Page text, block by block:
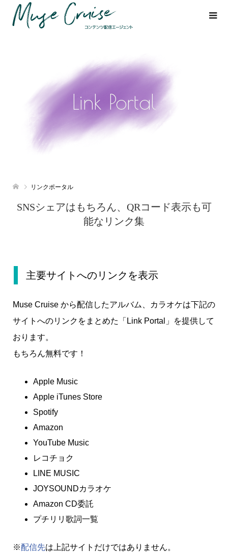
Link Portal
リンクポータル
SNSシェアはもちろん、QRコード表示も可
能なリンク集
主要サイトへのリンクを表示
Muse Cruise から配信したアルバム、カラオケは下記の
サイトへのリンクをまとめた「Link Portal」を提供して
おります。
もちろん無料です！
Apple Music
Apple iTunes Store
Spotify
Amazon
YouTube Music
レコチョク
LINE MUSIC
JOYSOUNDカラオケ
Amazon CD委託
プチリリ歌詞一覧
※配信先は上記サイトだけではありません。